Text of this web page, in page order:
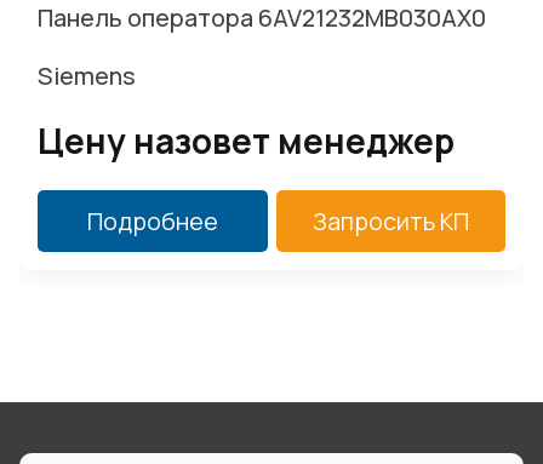
Панель оператора 6AV21232MB030AX0
Siemens
Цену назовет менеджер
Подробнее Запросить КП